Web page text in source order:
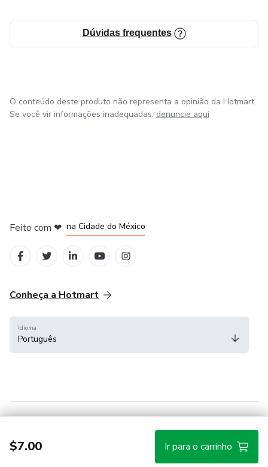
&gt; "Porque às vezes, tudo que você precisa é ler algo."
Dúvidas frequentes
$7.00 Ir para o carrinho
O conteúdo deste produto não representa a opinião da Hotmart.
Se você vir informações inadequadas, denuncie aqui
Feito com ❤ na Cidade do México
Conheça a Hotmart
Idioma
Português
Hotmart — 2011-2026 © Todos os direitos reservados.